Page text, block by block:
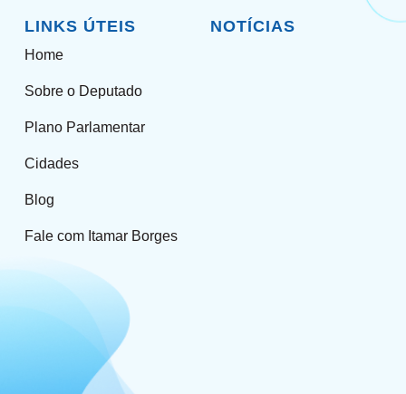
LINKS ÚTEIS
Home
Sobre o Deputado
Plano Parlamentar
Cidades
Blog
Fale com Itamar Borges
NOTÍCIAS